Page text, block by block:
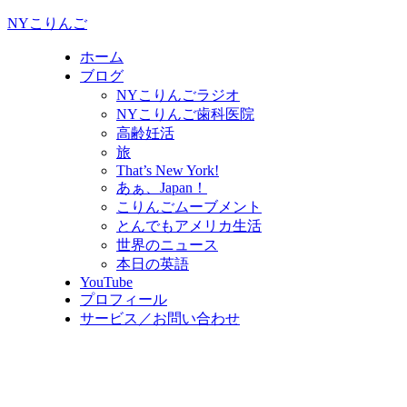
NYこりんご
ホーム
ブログ
NYこりんごラジオ
NYこりんご歯科医院
高齢妊活
旅
That’s New York!
あぁ、Japan！
こりんごムーブメント
とんでもアメリカ生活
世界のニュース
本日の英語
YouTube
プロフィール
サービス／お問い合わせ